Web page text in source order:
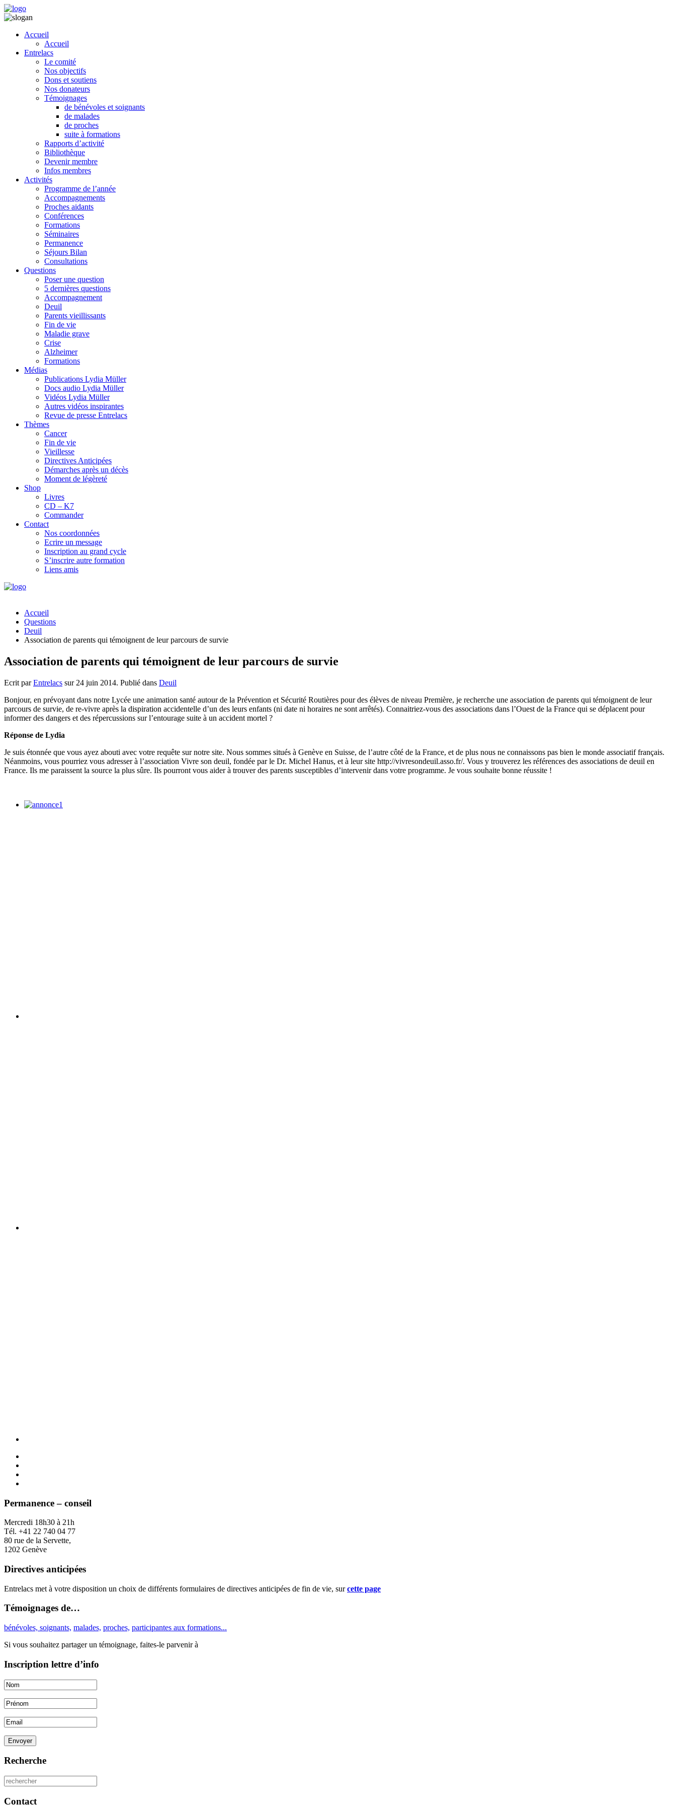
Accueil
Accueil
Entrelacs
Le comité
Nos objectifs
Dons et soutiens
Nos donateurs
Témoignages
de bénévoles et soignants
de malades
de proches
suite à formations
Rapports d’activité
Bibliothèque
Devenir membre
Infos membres
Activités
Programme de l’année
Accompagnements
Proches aidants
Conférences
Formations
Séminaires
Permanence
Séjours Bilan
Consultations
Questions
Poser une question
5 dernières questions
Accompagnement
Deuil
Parents vieillissants
Fin de vie
Maladie grave
Crise
Alzheimer
Formations
Médias
Publications Lydia Müller
Docs audio Lydia Müller
Vidéos Lydia Müller
Autres vidéos inspirantes
Revue de presse Entrelacs
Thèmes
Cancer
Fin de vie
Vieillesse
Directives Anticipées
Démarches après un décès
Moment de légèreté
Shop
Livres
CD – K7
Commander
Contact
Nos coordonnées
Ecrire un message
Inscription au grand cycle
S’inscrire autre formation
Liens amis
Accueil
Questions
Deuil
Association de parents qui témoignent de leur parcours de survie
Association de parents qui témoignent de leur parcours de survie
Ecrit parEntrelacs sur 24 juin 2014. Publié dans Deuil
Bonjour, en prévoyant dans notre Lycée une animation santé autour de la Prévention et Sécurité Routières pour des élèves de niveau Première, je recherche une association de parents qui témoignent de leur
parcours de survie, de re-vivre après la dispiration accidentelle d’un des leurs enfants (ni date ni horaires ne sont arrêtés). Connaitriez-vous des associations dans l’Ouest de la France qui se déplacent pour
informer des dangers et des répercussions sur l’entourage suite à un accident mortel ?
Réponse de Lydia
Je suis étonnée que vous ayez abouti avec votre requête sur notre site. Nous sommes situés à Genève en Suisse, de l’autre côté de la France, et de plus nous ne connaissons pas bien le monde associatif français.
Néanmoins, vous pourriez vous adresser à l’association Vivre son deuil, fondée par le Dr. Michel Hanus, et à leur site http://vivresondeuil.asso.fr/. Vous y trouverez les références des associations de deuil en
France. Ils me paraissent la source la plus sûre. Ils pourront vous aider à trouver des parents susceptibles d’intervenir dans votre programme. Je vous souhaite bonne réussite !
Permanence – conseil
Mercredi 18h30 à 21h
Tél. +41 22 740 04 77
80 rue de la Servette,
1202 Genève
Directives anticipées
Entrelacs met à votre disposition un choix de différents formulaires de directives anticipées de fin de vie, surcette page
Témoignages de…
bénévoles, soignants, malades, proches, participantes aux formations...
Si vous souhaitez partager un témoignage, faites-le parvenir à
Inscription lettre d’info
Envoyer
Recherche
Contact